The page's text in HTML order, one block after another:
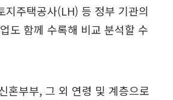
지주택공사(LH) 등 정부 기관의
도 함께 수록해 비교 분석할 수
혼부부, 그 외 연령 및 계층으로